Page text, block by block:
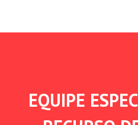
EQUIPE